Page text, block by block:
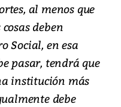
al menos que
deben
Social, en esa
pasar, tendrá que
institución más
debe